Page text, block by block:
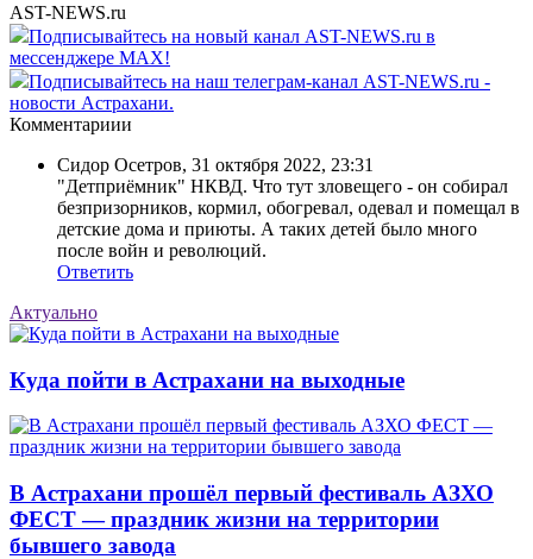
AST-NEWS.ru
Подписывайтесь на новый канал AST-NEWS.ru в
мессенджере MAX!
Подписывайтесь на наш телеграм-канал AST-NEWS.ru -
новости Астрахани.
Комментариии
Сидор Осетров, 31 октября 2022, 23:31
"Детприёмник" НКВД. Что тут зловещего - он собирал
безпризорников, кормил, обогревал, одевал и помещал в
детские дома и приюты. А таких детей было много
после войн и революций.
Ответить
Актуально
Куда пойти в Астрахани на выходные
В Астрахани прошёл первый фестиваль АЗХО
ФЕСТ — праздник жизни на территории
бывшего завода